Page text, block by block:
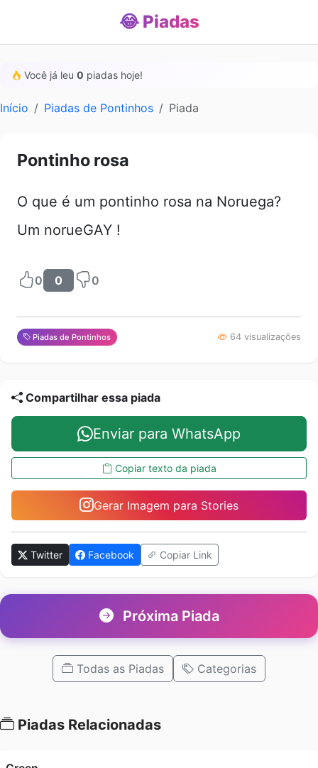
😂 Piadas
Você já leu 0 piadas hoje!
Início Piadas de Pontinhos Piada
Pontinho rosa
O que é um pontinho rosa na Noruega?
Um norueGAY !
0 0 0
Piadas de Pontinhos 64 visualizações
Compartilhar essa piada
Enviar para WhatsApp
Copiar texto da piada
Gerar Imagem para Stories
Twitter Facebook Copiar Link
Próxima Piada
Todas as Piadas Categorias
Piadas Relacionadas